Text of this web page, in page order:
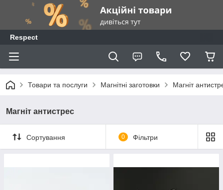
Respect
Товари та послуги Магнітні заготовки Магніт
Магніт антистрес
Сортування 0 Фільтри